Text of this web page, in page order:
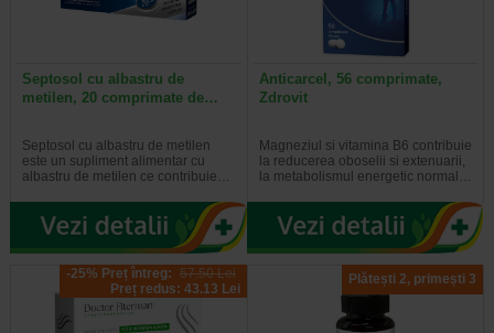
Septosol cu albastru de
metilen, 20 comprimate de…
Septosol cu albastru de metilen
este un supliment alimentar cu
albastru de metilen ce contribuie…
Anticarcel, 56 comprimate,
Zdrovit
Magneziul si vitamina B6 contribuie
la reducerea oboselii si extenuarii,
la metabolismul energetic normal…
-25% Preț întreg: 57.50 Lei
Preț redus: 43.13 Lei
Plătești 2, primești 3